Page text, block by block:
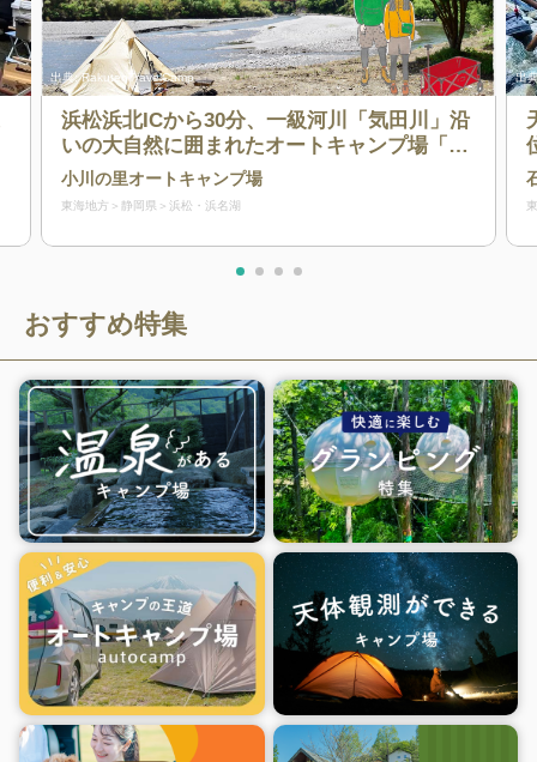
出典:RakutenTravelCamp
浜松浜北ICから30分、一級河川「気田川」沿
いの大自然に囲まれたオートキャンプ場「O
GAWA NO SATO」です！
小川の里オートキャンプ場
東海地方 静岡県 浜松・浜名湖
出
おすすめ特集